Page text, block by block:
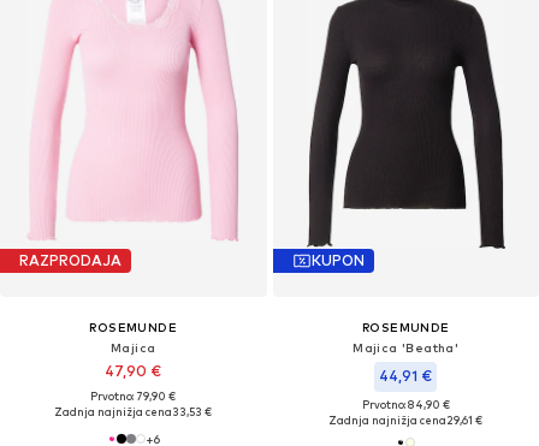
RAZPRODAJA
ROSEMUNDE
Majica
47,90 €
Prvotno: 79,90 €
Zadnja najnižja cena33,53 €
+6
KUPON
ROSEMUNDE
Majica 'Beatha'
44,91 €
Prvotno: 84,90 €
Zadnja najnižja cena29,61 €